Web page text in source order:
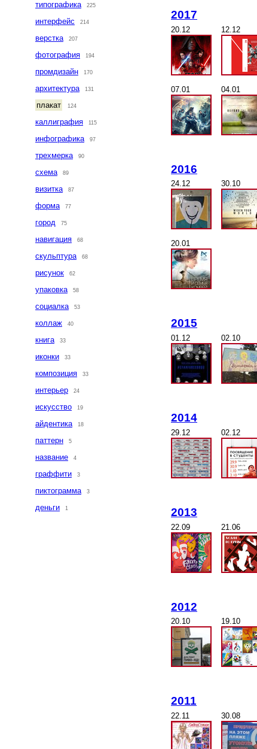
типографика 225
интерфейс 214
верстка 207
фотография 194
промдизайн 170
архитектура 131
плакат 124
каллиграфия 115
инфографика 97
трехмерка 90
схема 89
визитка 87
форма 77
город 75
навигация 68
скульптура 68
рисунок 62
упаковка 58
социалка 53
коллаж 40
книга 33
иконки 33
композиция 33
интерьер 24
искусство 19
айдентика 18
паттерн 5
название 4
граффити 3
пиктограмма 3
деньги 1
2017
20.12 12.12
07.01 04.01
2016
24.12 30.10
20.01
2015
01.12 02.10
2014
29.12 02.12
2013
22.09 21.06
2012
20.10 19.10
2011
22.11 30.08